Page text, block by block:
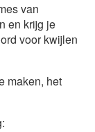
van
en krijg je
voor kwijlen
maken, het